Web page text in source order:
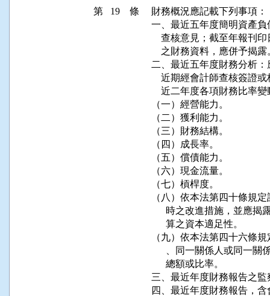
第 19 條
財務概況應記載下列事項：
一、最近五年度簡明資產
查核意見；截至年報刊
之財務資料，應併予揭
二、最近五年度財務分析
近期經會計師查核簽證
近二年度各項財務比率
（一）經營能力。
（二）獲利能力。
（三）財務結構。
（四）成長率。
（五）償債能力。
（六）現金流量。
（七）槓桿度。
（八）依本法第四十條規
時之改進措施，並應
      算之資本適足性。
（九）依本法第四十六條
、同一關係人或同一
      總額或比率。
三、最近年度財務報告之
四、最近年度財務報告，